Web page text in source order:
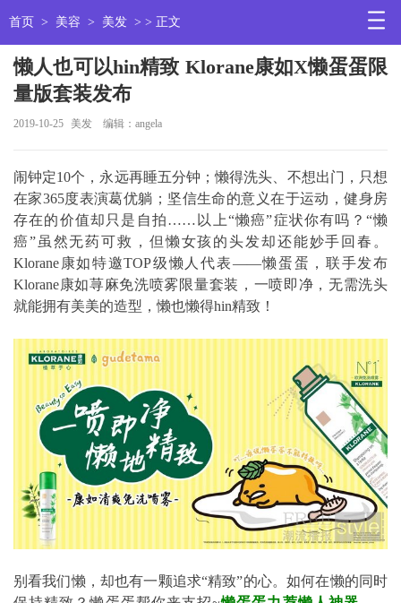
首页 > 美容 > 美发 > > 正文
懒人也可以hin精致 Klorane康如X懒蛋蛋限
量版套装发布
2019-10-25 美发 编辑：angela
闹钟定10个，永远再睡五分钟；懒得洗头、不想出门，只想
在家365度表演葛优躺；坚信生命的意义在于运动，健身房
存在的价值却只是自拍……以上“懒癌”症状你有吗？“懒
癌”虽然无药可救，但懒女孩的头发却还能妙手回春。
Klorane康如特邀TOP级懒人代表——懒蛋蛋，联手发布
Klorane康如荨麻免洗喷雾限量套装，一喷即净，无需洗头
就能拥有美美的造型，懒也懒得hin精致！
别看我们懒，却也有一颗追求“精致”的心。如何在懒的同时